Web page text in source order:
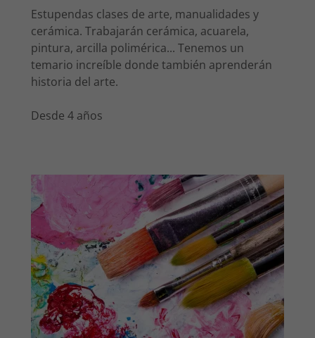
Estupendas clases de arte, manualidades y
cerámica. Trabajarán cerámica, acuarela,
pintura, arcilla polimérica... Tenemos un
temario increíble donde también aprenderán
historia del arte.
Desde 4 años